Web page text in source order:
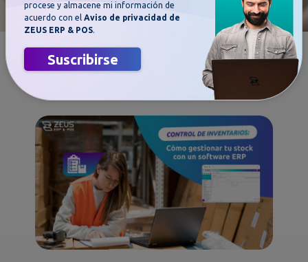
Control de Inventarios: cómo
gestionar tu stock con un Software
procese y almacene mi información de
acuerdo con el Aviso de privacidad de
ZEUS ERP & POS.
Suscribirse